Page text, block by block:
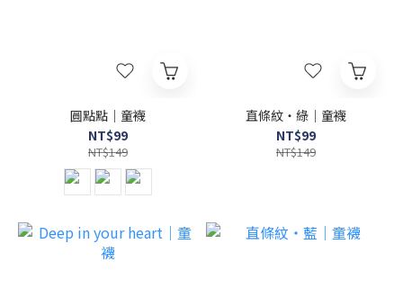
圓點點｜童襪
NT$99
NT$149
直條紋・綠｜童襪
NT$99
NT$149